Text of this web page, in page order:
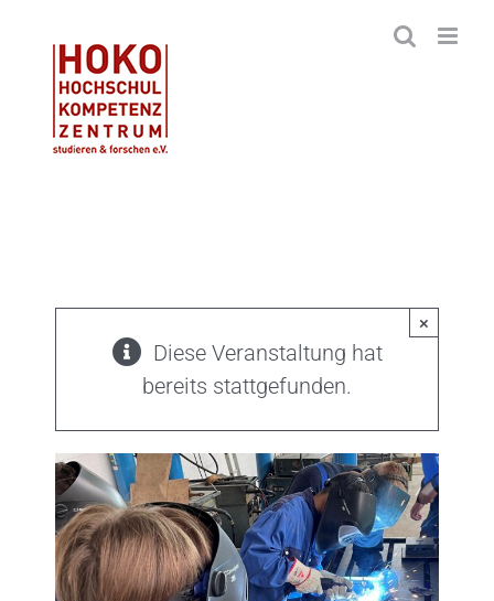
springen
×
Diese Veranstaltung hat
bereits stattgefunden.